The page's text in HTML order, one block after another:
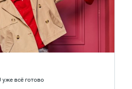
всё готово